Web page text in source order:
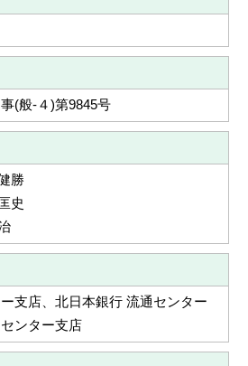
(般-４)第9845号
勝
史
支店、北日本銀行 流通センター
ンター支店